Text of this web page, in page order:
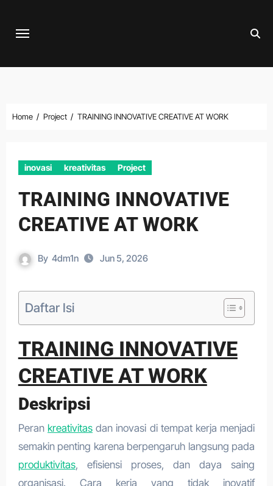
Home Project TRAINING INNOVATIVE CREATIVE AT WORK
inovasi kreativitas Project
TRAINING INNOVATIVE
CREATIVE AT WORK
By 4dm1n Jun 5, 2026
Daftar Isi
TRAINING INNOVATIVE
CREATIVE AT WORK
Deskripsi
Peran kreativitasdan inovasi di tempat kerja menjadi
semakin penting karena berpengaruh langsung pada
produktivitas, efisiensi proses, dan daya saing
organisasi. Cara kerja yang tidak inovatif